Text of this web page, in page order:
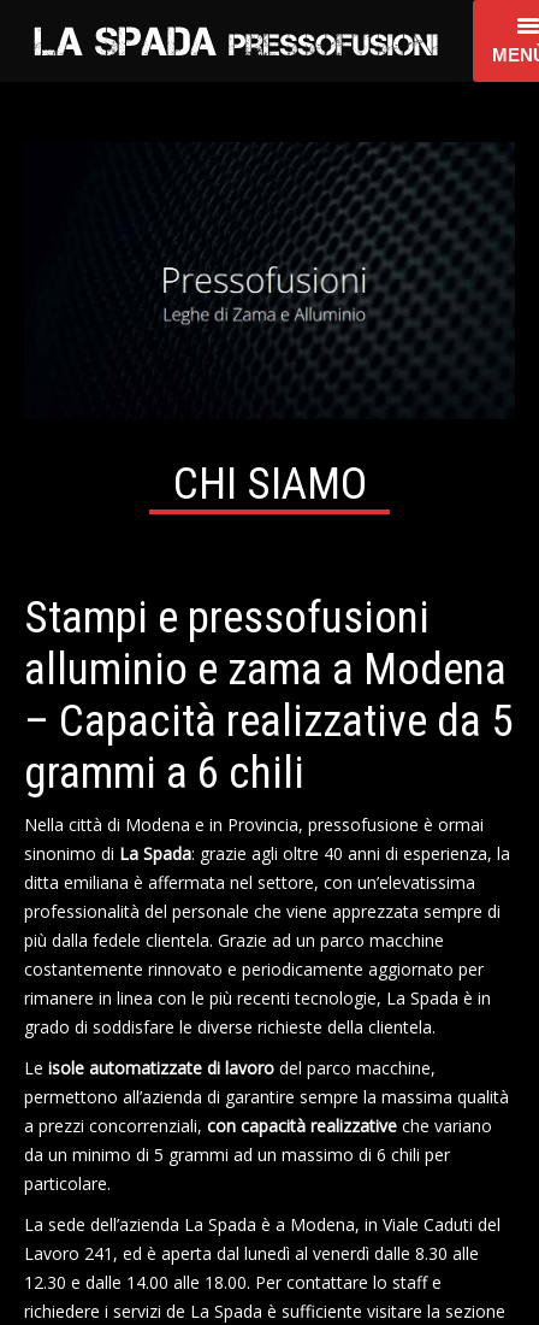
Chi Siamo
I Servizi
Dove Siamo
Contatti
CHI SIAMO
Stampi e pressofusioni
alluminio e zama a Modena
– Capacità realizzative da 5
grammi a 6 chili
Nella città di Modena e in Provincia, pressofusione è ormai
sinonimo di La Spada: grazie agli oltre 40 anni di esperienza, la
ditta emiliana è affermata nel settore, con un’elevatissima
professionalità del personale che viene apprezzata sempre di
più dalla fedele clientela. Grazie ad un parco macchine
costantemente rinnovato e periodicamente aggiornato per
rimanere in linea con le più recenti tecnologie, La Spada è in
grado di soddisfare le diverse richieste della clientela.
Le isole automatizzate di lavoro del parco macchine,
permettono all’azienda di garantire sempre la massima qualità
a prezzi concorrenziali, con capacità realizzative che variano
da un minimo di 5 grammi ad un massimo di 6 chili per
particolare.
La sede dell’azienda La Spada è a Modena, in Viale Caduti del
Lavoro 241, ed è aperta dal lunedì al venerdì dalle 8.30 alle
12.30 e dalle 14.00 alle 18.00. Per contattare lo staff e
richiedere i servizi de La Spada è sufficiente visitare la sezione